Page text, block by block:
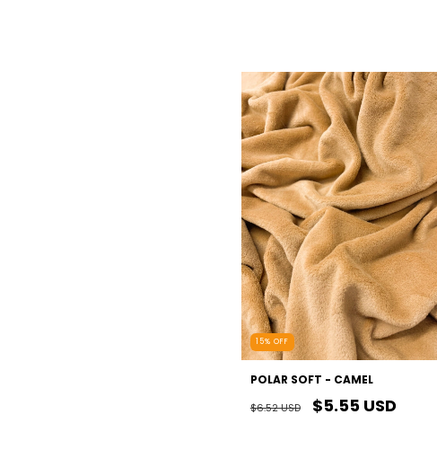
15% OFF
POLAR SOFT - CAMEL
$6.52 USD $5.55 USD